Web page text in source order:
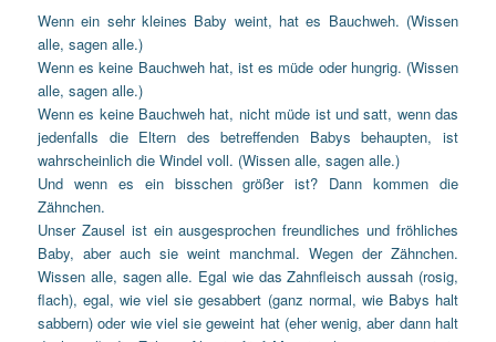
Wenn ein sehr kleines Baby weint, hat es Bauchweh. (Wissen
alle, sagen alle.)
Wenn es keine Bauchweh hat, ist es müde oder hungrig. (Wissen
alle, sagen alle.)
Wenn es keine Bauchweh hat, nicht müde ist und satt, wenn das
jedenfalls die Eltern des betreffenden Babys behaupten, ist
wahrscheinlich die Windel voll. (Wissen alle, sagen alle.)
Und wenn es ein bisschen größer ist? Dann kommen die
Zähnchen.
Unser Zausel ist ein ausgesprochen freundliches und fröhliches
Baby, aber auch sie weint manchmal. Wegen der Zähnchen.
Wissen alle, sagen alle. Egal wie das Zahnfleisch aussah (rosig,
flach), egal, wie viel sie gesabbert (ganz normal, wie Babys halt
sabbern) oder wie viel sie geweint hat (eher wenig, aber dann halt